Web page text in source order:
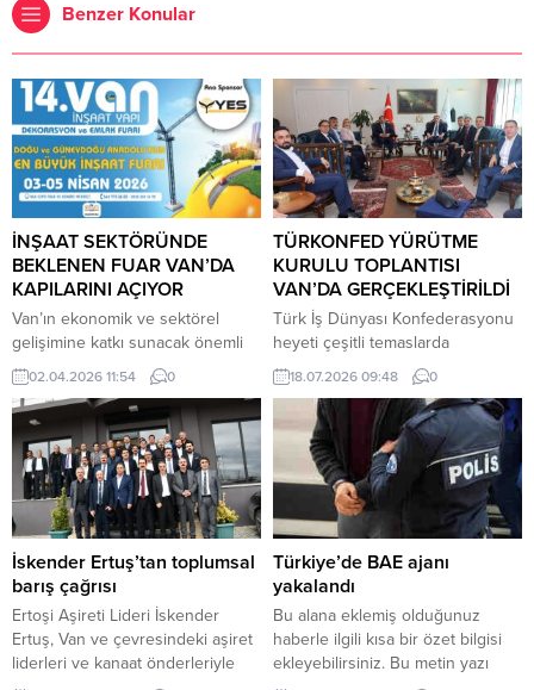
Benzer Konular
İNŞAAT SEKTÖRÜNDE
BEKLENEN FUAR VAN’DA
KAPILARINI AÇIYOR
Van’ın ekonomik ve sektörel
gelişimine katkı sunacak önemli
organizasyonlardan biri olan Van
İnşaat, Yapı ve Emlak Fuarı,
sektörün önde gelen firmalarını,
yatırımcılarını ve sektör
profesyonnlerini bir araya
getirmeye hazırlanıyor. Bölgenin
yapı, inşaat ve gayrimenkul
alanındaki potansiyelini ortaya
koymayı amaçlayan fuar; modern
şehirleşme, kentsel dönüşüm,
sürdürülebilir yapı teknolojileri ve
yenilikçi emlak...
02.04.2026 11:54 0
TÜRKONFED YÜRÜTME
KURULU TOPLANTISI
VAN’DA GERÇEKLEŞTİRİLDİ
Türk İş Dünyası Konfederasyonu
heyeti çeşitli temaslarda
bulunmak üzere Van’a geldi. Van
Kültür Sanat ve Gastronomi
merkezinde TARİRİA’da
düzenlenen gala yemeğine
katılan TÜRKONFED yönetim
kurulu, Van’daki İş insanları ve
STK’lar fikir alış verişinde
bulundu. Evsahipliğini
TÜRKONFED Başkan yardımcısı
Suat Çiftçi’nin ve DOĞUSİFED’in
yaptığı toplantıya, yürütme kurulu
üyeleri ile bölge federasyonu...
18.07.2026 09:48 0
İskender Ertuş’tan toplumsal
barış çağrısı
Ertoşi Aşireti Lideri İskender
Ertuş, Van ve çevresindeki aşiret
liderleri ve kanaat önderleriyle
Türkiye’de BAE ajanı
yakalandı
Bu alana eklemiş olduğunuz
haberle ilgili kısa bir özet bilgisi
ekleyebilirsiniz. Bu metin yazı